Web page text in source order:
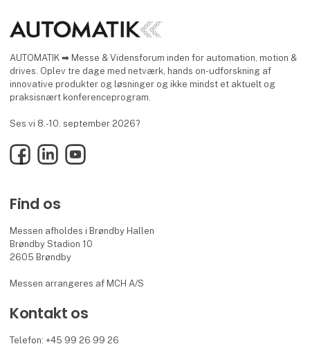
AUTOMATIK ➡ Messe & Vidensforum inden for automation, motion &
drives. Oplev tre dage med netværk, hands on-udforskning af
innovative produkter og løsninger og ikke mindst et aktuelt og
praksisnært konferenceprogram.
Ses vi 8.-10. september 2026?
FacebookLinkedInYouTube
Find os
Messen afholdes i Brøndby Hallen
Brøndby Stadion 10
2605 Brøndby
Messen arrangeres af MCH A/S
Kontakt os
Telefon: +45 99 26 99 26